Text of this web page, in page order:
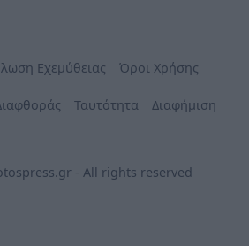
Εχεμύθειας Όροι Χρήσης
Ταυτότητα Διαφήμιση
- All rights reserved